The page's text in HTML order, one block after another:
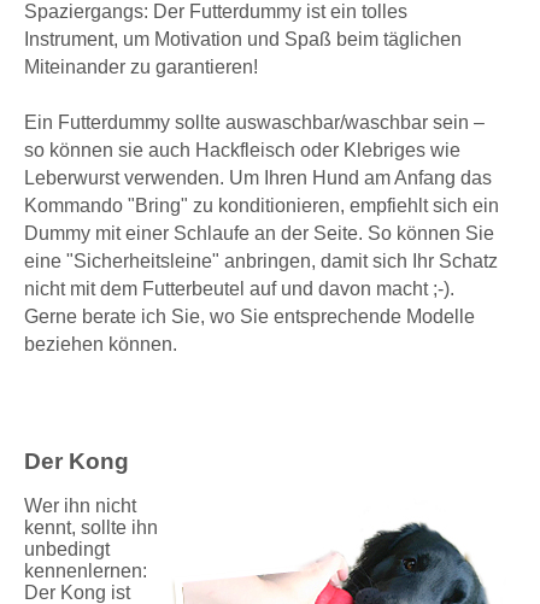
Spaziergangs: Der Futterdummy ist ein tolles
Instrument, um Motivation und Spaß beim täglichen
Miteinander zu garantieren!
Ein Futterdummy sollte auswaschbar/waschbar sein –
so können sie auch Hackfleisch oder Klebriges wie
Leberwurst verwenden. Um Ihren Hund am Anfang das
Kommando "Bring" zu konditionieren, empfiehlt sich ein
Dummy mit einer Schlaufe an der Seite. So können Sie
eine "Sicherheitsleine" anbringen, damit sich Ihr Schatz
nicht mit dem Futterbeutel auf und davon macht ;-).
Gerne berate ich Sie, wo Sie entsprechende Modelle
beziehen können.
Der Kong
Wer ihn nicht
kennt, sollte ihn
unbedingt
kennenlernen:
Der Kong ist